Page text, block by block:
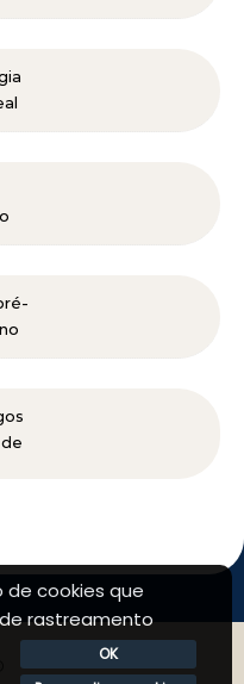
de cookies que
rastreamento
OK